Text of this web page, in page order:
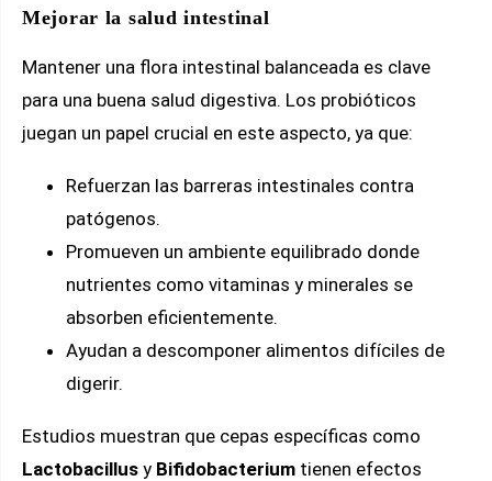
Mejorar la salud intestinal
Mantener una flora intestinal balanceada es clave
para una buena salud digestiva. Los probióticos
juegan un papel crucial en este aspecto, ya que:
Refuerzan las barreras intestinales contra
patógenos.
Promueven un ambiente equilibrado donde
nutrientes como vitaminas y minerales se
absorben eficientemente.
Ayudan a descomponer alimentos difíciles de
digerir.
Estudios muestran que cepas específicas como
Lactobacillus y Bifidobacterium tienen efectos